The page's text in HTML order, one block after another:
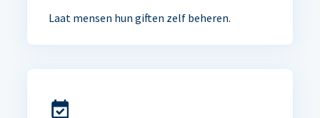
Laat mensen hun giften zelf beheren.